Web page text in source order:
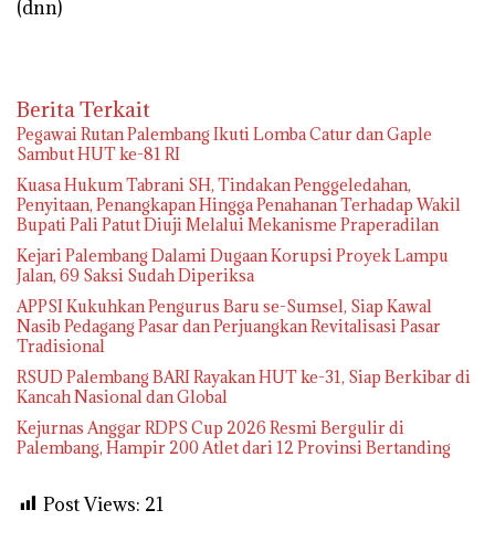
(dnn)
Berita Terkait
Pegawai Rutan Palembang Ikuti Lomba Catur dan Gaple
Sambut HUT ke-81 RI
‎Kuasa Hukum Tabrani SH, Tindakan Penggeledahan,
Penyitaan, Penangkapan Hingga Penahanan Terhadap Wakil
Bupati Pali Patut Diuji Melalui Mekanisme Praperadilan
Kejari Palembang Dalami Dugaan Korupsi Proyek Lampu
Jalan, 69 Saksi Sudah Diperiksa
APPSI Kukuhkan Pengurus Baru se-Sumsel, Siap Kawal
Nasib Pedagang Pasar dan Perjuangkan Revitalisasi Pasar
Tradisional
RSUD Palembang BARI Rayakan HUT ke-31, Siap Berkibar di
Kancah Nasional dan Global
Kejurnas Anggar RDPS Cup 2026 Resmi Bergulir di
Palembang, Hampir 200 Atlet dari 12 Provinsi Bertanding
Post Views: 21